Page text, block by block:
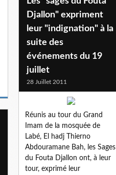
Djallon" expriment
leur "indignation" à la
suite des
événements du 19
juillet
28 Juillet 2011
Réunis au tour du Grand
Imam de la mosquée de
Labé, El hadj Thierno
Abdouramane Bah, les Sages
du Fouta Djallon ont, à leur
tour, exprimé leur